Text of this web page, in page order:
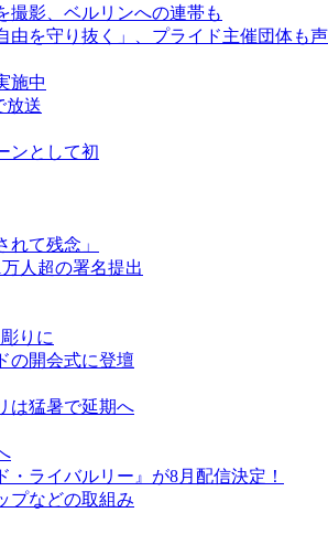
撮影、ベルリンへの連帯も
由を守り抜く」、プライド主催団体も
施中
放送
ンとして初
て残念」
人超の署名提出
りに
の開会式に登壇
は猛暑で延期へ
ライバルリー』が8月配信決定！
プなどの取組み